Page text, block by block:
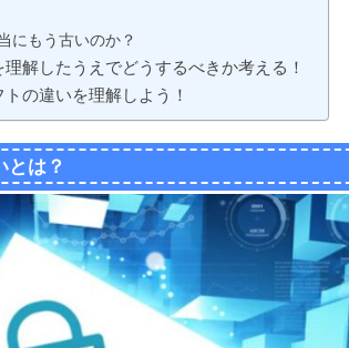
にもう古いのか？
解したうえでどうするべきか考える！
の違いを理解しよう！
とは？